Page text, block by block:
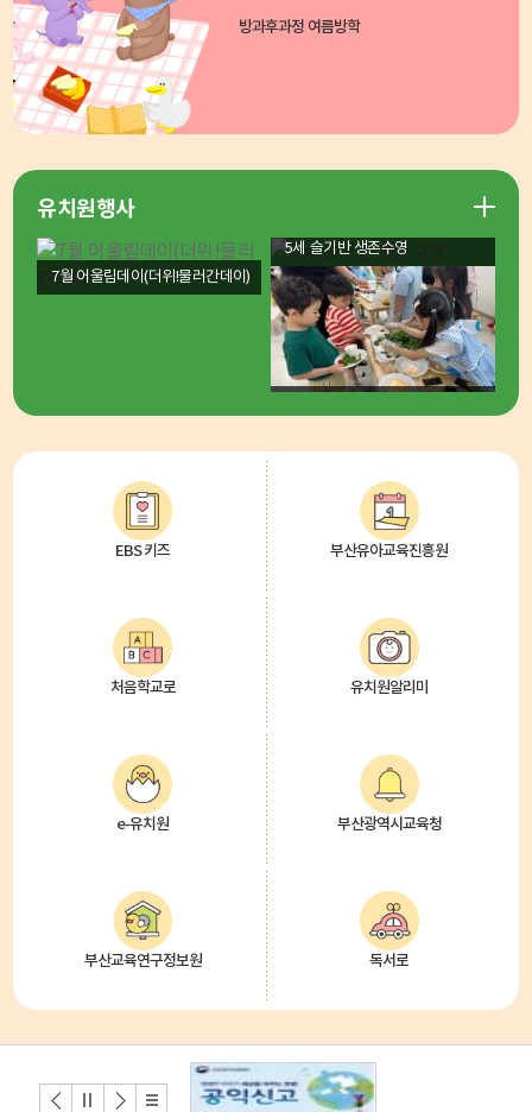
방과후과정 여름방학
유치원행사
7월 어울림데이(더위!물러간데이)
5세 슬기반 생존수영
EBS 키즈 부산유아교육진흥원
처음학교로 유치원알리미
e-유치원 부산광역시교육청
부산교육연구정보원 독서로